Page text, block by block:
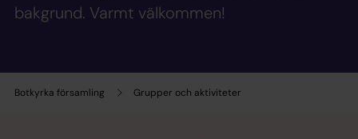
Botkyrka församling Grupper och aktiviteter
bakgrund. Varmt välkommen!